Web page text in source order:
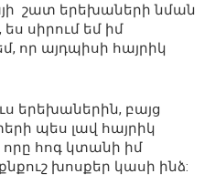
շատ երեխաների նման
ես սիրում եմ իմ
որ այդպիսի հայրիկ
երեխաներին, բայց
պես լավ հայրիկ
որը հոգ կտանի իմ
խոսքեր կասի ինձ: